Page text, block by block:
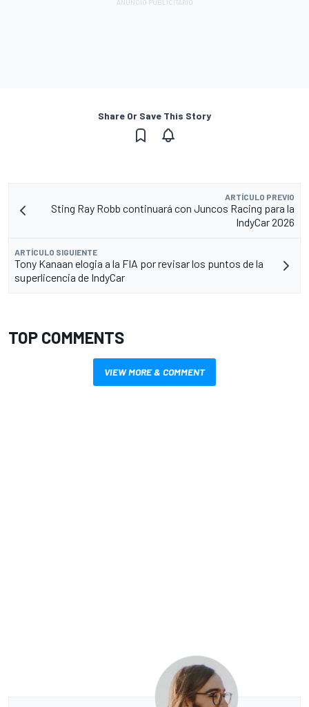
Share Or Save This Story
ARTÍCULO PREVIO
Sting Ray Robb continuará con Juncos Racing para la
IndyCar 2026
ARTÍCULO SIGUIENTE
Tony Kanaan elogia a la FIA por revisar los puntos de la
superlicencia de IndyCar
TOP COMMENTS
VIEW MORE & COMMENT